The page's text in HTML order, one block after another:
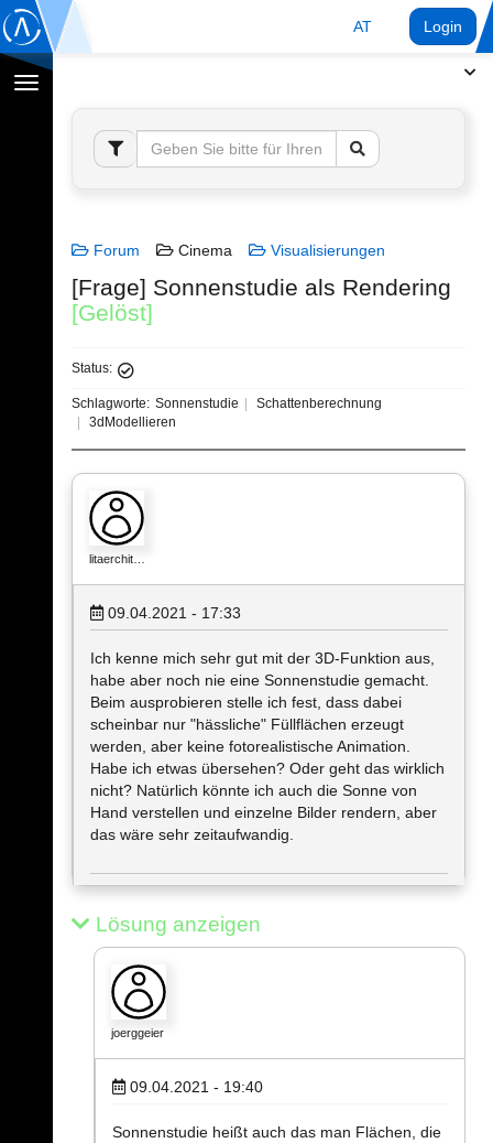
AT Login
Navigation
umschalten
Forum Cinema Visualisierungen
[Frage] Sonnenstudie als Rendering
[Gelöst]
Status:
Schlagworte: Sonnenstudie
Schattenberechnung
3dModellieren
litaerchit…
09.04.2021 - 17:33
Ich kenne mich sehr gut mit der 3D-Funktion aus,
habe aber noch nie eine Sonnenstudie gemacht.
Beim ausprobieren stelle ich fest, dass dabei
scheinbar nur "hässliche" Füllflächen erzeugt
werden, aber keine fotorealistische Animation.
Habe ich etwas übersehen? Oder geht das wirklich
nicht? Natürlich könnte ich auch die Sonne von
Hand verstellen und einzelne Bilder rendern, aber
das wäre sehr zeitaufwandig.
Lösung anzeigen
joerggeier
09.04.2021 - 19:40
Sonnenstudie heißt auch das man Flächen, die